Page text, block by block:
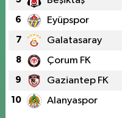
6 Eyüpspor
7 Galatasaray
8 Çorum FK
9 Gaziantep FK
10 Alanyaspor